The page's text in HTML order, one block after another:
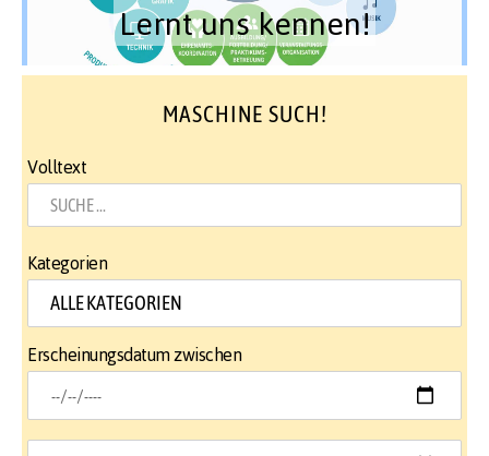
Lernt uns kennen!
MASCHINE SUCH!
Volltext
Kategorien
Erscheinungsdatum zwischen